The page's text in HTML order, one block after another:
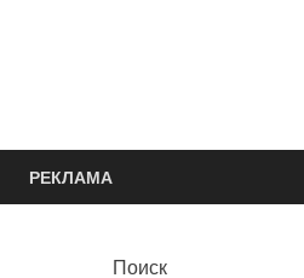
РЕКЛАМА
Поиск